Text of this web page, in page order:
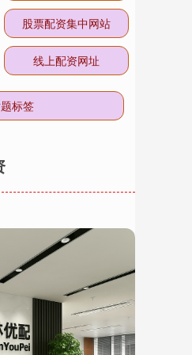
股票配资集中网站
线上配资网址
标签